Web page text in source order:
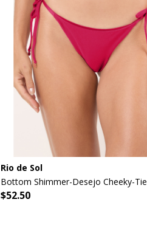
Rio de Sol
Bottom Shimmer-Desejo Cheeky-Tie
$52.50